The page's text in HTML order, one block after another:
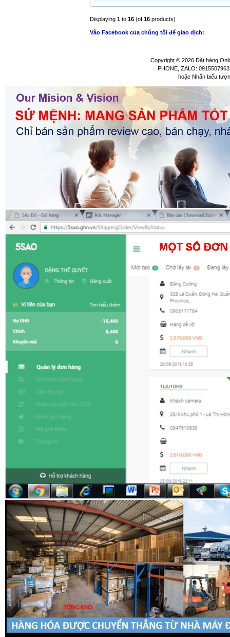
Displaying 1 to 16 (of 16 products)
Vào Facebook của chúng tôi để giao dịch:
Copyright © 2026 Đặt hàng
PHONE, ZALO:
hoặc Nhấn biểu